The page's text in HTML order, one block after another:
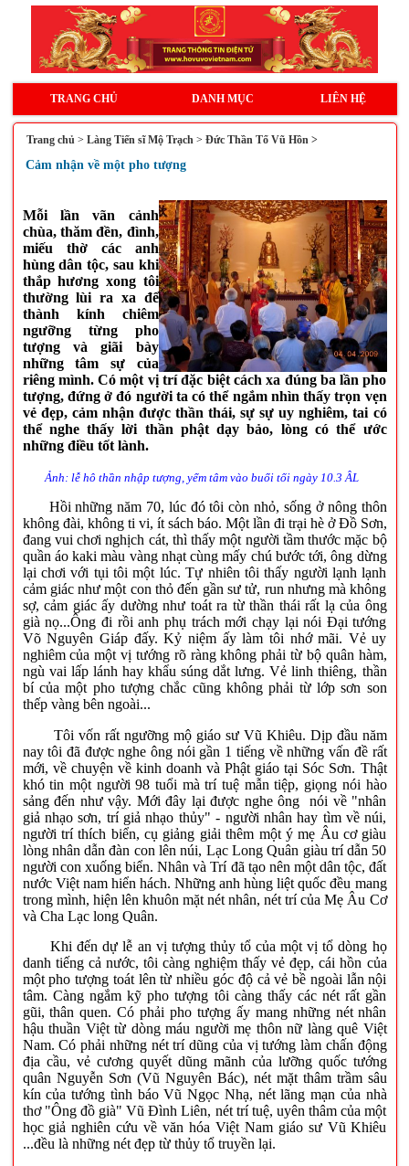
TRANG CHỦ DANH MỤC LIÊN HỆ
Trang chủ > Làng Tiến sĩ Mộ Trạch> Đức Thần Tổ Vũ Hồn >
Cảm nhận về một pho tượng
Mỗi lần vãn cảnh
chùa, thăm đền, đình,
miếu thờ các anh
hùng dân tộc, sau khi
thắp hương xong tôi
thường lùi ra xa để
thành kính chiêm
ngưỡng từng pho
tượng và giãi bày
những tâm sự của
riêng mình. Có một vị trí đặc biệt cách xa đúng ba lần pho
tượng, đứng ở đó người ta có thể ngắm nhìn thấy trọn vẹn
vẻ đẹp, cảm nhận được thần thái, sự sự uy nghiêm, tai có
thể nghe thấy lời thần phật dạy bảo, lòng có thể ước
những điều tốt lành.
Ảnh: lễ hô thần nhập tượng, yểm tâm vào buổi tối ngày 10.3 ÂL
Hồi những năm 70, lúc đó tôi còn nhỏ, sống ở nông thôn
không đài, không ti vi, ít sách báo. Một lần đi trại hè ở Đồ Sơn,
đang vui chơi nghịch cát, thì thấy một người tầm thước mặc bộ
quần áo kaki màu vàng nhạt cùng mấy chú bước tới, ông dừng
lại chơi với tụi tôi một lúc. Tự nhiên tôi thấy người lạnh lạnh
cảm giác như một con thỏ đến gần sư tử, run nhưng mà không
sợ, cảm giác ấy dường như toát ra từ thần thái rất lạ của ông
già nọ...Ông đi rồi anh phụ trách mới chạy lại nói Đại tướng
Võ Nguyên Giáp đấy. Kỷ niệm ấy làm tôi nhớ mãi. Vẻ uy
nghiêm của một vị tướng rõ ràng không phải từ bộ quân hàm,
ngù vai lấp lánh hay khẩu súng dắt lưng. Vẻ linh thiêng, thần
bí của một pho tượng chắc cũng không phải từ lớp sơn son
thếp vàng bên ngoài...
Tôi vốn rất ngưỡng mộ giáo sư Vũ Khiêu. Dịp đầu năm
nay tôi đã được nghe ông nói gần 1 tiếng về những vấn đề rất
mới, về chuyện về kinh doanh và Phật giáo tại Sóc Sơn. Thật
khó tin một người 98 tuổi mà trí tuệ mẫn tiệp, giọng nói hào
sảng đến như vậy. Mới đây lại được nghe ông nói về "nhân
giả nhạo sơn, trí giả nhạo thủy" - người nhân hay tìm về núi,
người trí thích biển, cụ giảng giải thêm một ý mẹ Âu cơ giàu
lòng nhân dẫn đàn con lên núi, Lạc Long Quân giàu trí dẫn 50
người con xuống biển. Nhân và Trí đã tạo nên một dân tộc, đất
nước Việt nam hiển hách. Những anh hùng liệt quốc đều mang
trong mình, hiện lên khuôn mặt nét nhân, nét trí của Mẹ Âu Cơ
và Cha Lạc long Quân.
Khi đến dự lễ an vị tượng thủy tổ của một vị tổ dòng họ
danh tiếng cả nước, tôi càng nghiệm thấy vẻ đẹp, cái hồn của
một pho tượng toát lên từ nhiều góc độ cả vẻ bề ngoài lẫn nội
tâm. Càng ngắm kỹ pho tượng tôi càng thấy các nét rất gần
gũi, thân quen. Có phải pho tượng ấy mang những nét nhân
hậu thuần Việt từ dòng máu người mẹ thôn nữ làng quê Việt
Nam. Có phải những nét trí dũng của vị tướng làm chấn động
địa cầu, vẻ cương quyết dũng mãnh của lưỡng quốc tướng
quân Nguyễn Sơn (Vũ Nguyên Bác), nét mặt thâm trầm sâu
kín của tướng tình báo Vũ Ngọc Nhạ, nét lãng mạn của nhà
thơ "Ông đồ già" Vũ Đình Liên, nét trí tuệ, uyên thâm của một
học giả nghiên cứu về văn hóa Việt Nam giáo sư Vũ Khiêu
...đều là những nét đẹp từ thủy tổ truyền lại.